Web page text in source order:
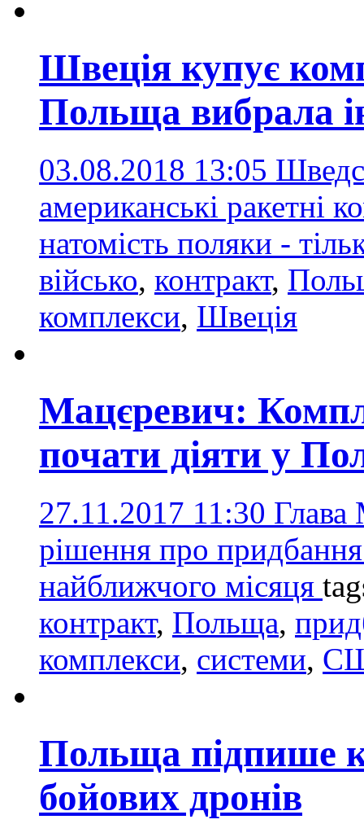
Швеція купує
Польща вибрала
03.08.2018 13:05
американські ракетні
натомість поляки -
військо, контракт,
комплекси, Швеція
Мацєревич:
почати діяти у
27.11.2017 11:30 Глава
рішення про
найближчого місяця
контракт, Польща,
комплекси, системи,
Польща підпише
бойових дронів